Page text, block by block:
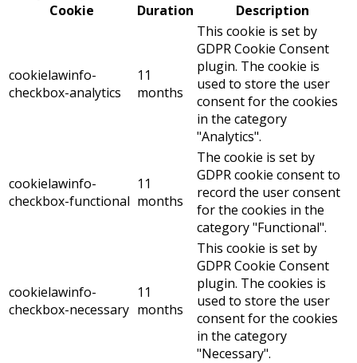
Cookie
Duration Description
cookielawinfo-
checkbox-analytics
11
months
This cookie is set by
GDPR Cookie Consent
plugin. The cookie is
used to store the user
consent for the cookies
in the category
"Analytics".
cookielawinfo-
checkbox-functional
11
months
The cookie is set by
GDPR cookie consent to
record the user consent
for the cookies in the
category "Functional".
cookielawinfo-
checkbox-necessary
11
months
This cookie is set by
GDPR Cookie Consent
plugin. The cookies is
used to store the user
consent for the cookies
in the category
"Necessary".